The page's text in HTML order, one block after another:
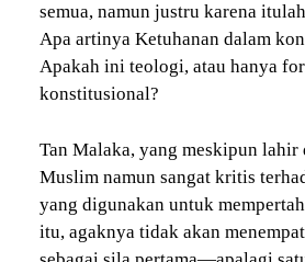
semua, namun justru karena
Apa artinya Ketuhanan dalam
Apakah ini teologi, atau hanya
konstitusional?
Tan Malaka, yang meskipun
Muslim namun sangat kritis
yang digunakan untuk
itu, agaknya tidak akan